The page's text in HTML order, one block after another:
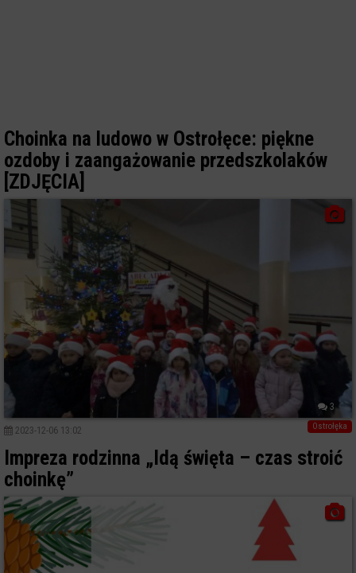
Choinka na ludowo w Ostrołęce: piękne
ozdoby i zaangażowanie przedszkolaków
[ZDJĘCIA]
3
Ostrołęka
2023-12-06 13:02
Impreza rodzinna „Idą święta – czas stroić
choinkę”